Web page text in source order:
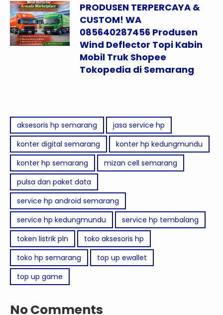
PRODUSEN TERPERCAYA &
CUSTOM! WA
085640287456 Produsen
Wind Deflector Topi Kabin
Mobil Truk Shopee
Tokopedia di Semarang
aksesoris hp semarang
jasa service hp
konter digital semarang
konter hp kedungmundu
konter hp semarang
mizan cell semarang
pulsa dan paket data
service hp android semarang
service hp kedungmundu
service hp tembalang
token listrik pln
toko aksesoris hp
toko hp semarang
top up ewallet
top up game
No Comments